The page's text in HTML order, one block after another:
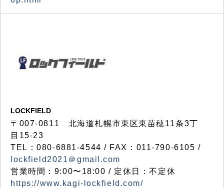
LOCKFIELD
〒007-0811 北海道札幌市東区東苗穂11条3丁
目15-23
TEL：080-6881-4544 / FAX：011-790-6105 /
lockfield2021＠gmail.com
営業時間：9:00〜18:00 / 定休日：不定休
https://www.kagi-lockfield.com/